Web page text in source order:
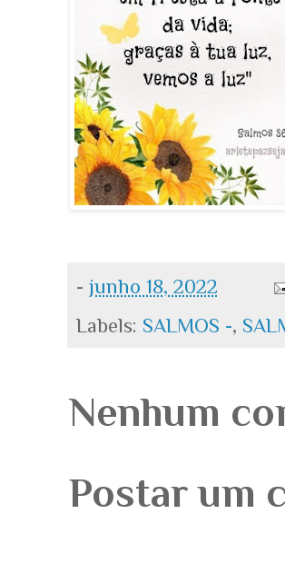
- junho 18, 2022
Labels: SALMOS -,
Nenhum
Postar um